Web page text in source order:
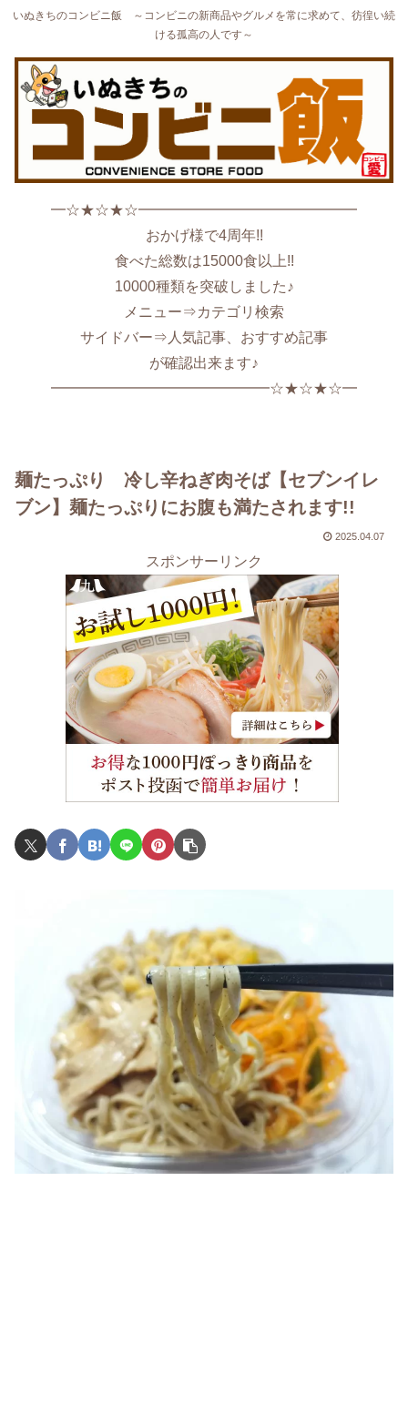
いぬきちのコンビニ飯 ～コンビニの新商品やグルメを常に求めて、彷徨い続
ける孤高の人です～
━☆★☆★☆━━━━━━━━━━━━━━━
おかげ様で4周年!!
食べた総数は15000食以上!!
10000種類を突破しました♪
メニュー⇒カテゴリ検索
サイドバー⇒人気記事、おすすめ記事
が確認出来ます♪
━━━━━━━━━━━━━━━☆★☆★☆━
麺たっぷり 冷し辛ねぎ肉そば【セブンイレ
ブン】麺たっぷりにお腹も満たされます!!
2025.04.07
スポンサーリンク